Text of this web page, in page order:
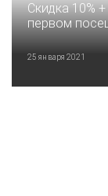
Скидка 10%
первом
25 января 2021